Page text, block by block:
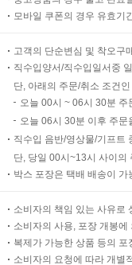
모바일 쿠폰의 경우 유효기
고객의 단순변심 및 착오구
직수입양서/직수입일서중
단, 아래의 주문/취소 조건
오늘 00시 ~ 06시 30분
오늘 06시 30분 이후 주
직수입 음반/영상물/기프트
단, 당일 00시~13시 사이의
박스 포장은 택배 배송이
소비자의 책임 있는 사유로
소비자의 사용, 포장 개봉
복제가 가능한 상품 등의
소비자의 요청에 따라 개별